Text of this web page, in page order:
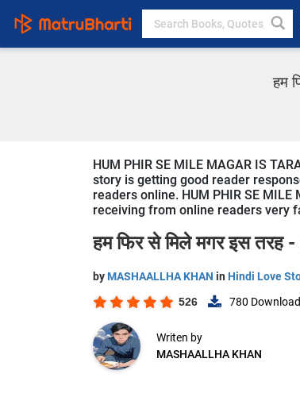
हम
HUM PHIR SE MILE MAGAR IS
story is getting good reader
readers online. HUM PHIR SE
receiving from online readers very
हम फिर से मिले मगर इस तरह
by MASHAALLHA KHAN in Hindi Love
526 780
Writen by
MASHAALLHA KHAN